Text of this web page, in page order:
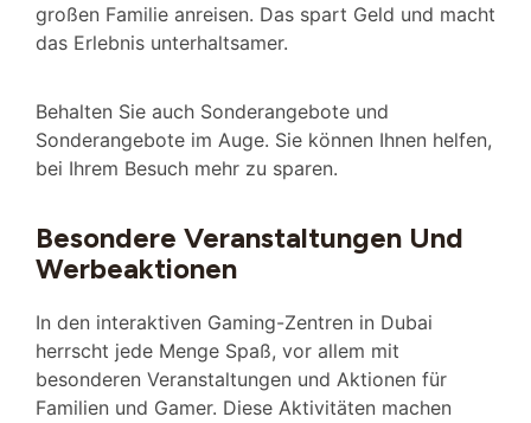
großen Familie anreisen. Das spart Geld und macht
das Erlebnis unterhaltsamer.
Behalten Sie auch Sonderangebote und
Sonderangebote im Auge. Sie können Ihnen helfen,
bei Ihrem Besuch mehr zu sparen.
Besondere Veranstaltungen Und
Werbeaktionen
In den interaktiven Gaming-Zentren in Dubai
herrscht jede Menge Spaß, vor allem mit
besonderen Veranstaltungen und Aktionen für
Familien und Gamer. Diese Aktivitäten machen